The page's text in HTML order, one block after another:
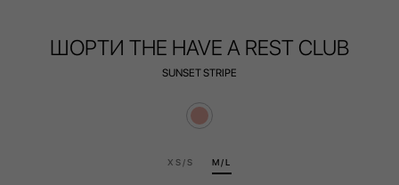
ШОРТИ THE HAVE A REST CLUB
SUNSET STRIPE
ХS/S M/L